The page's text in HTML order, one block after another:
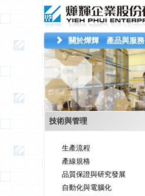
關於燁輝 產品與服務
技術與管理
生產流程
產線規格
品質保證與研究發展
自動化與電腦化